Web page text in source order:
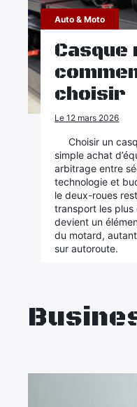
Auto & Moto
Casque
choisir
Le 12 mars 2026
Choisir un
simple achat
arbitrage entre
technologie et
le deux-roues
transport les plus
devient un
du motard,
sur autoroute.